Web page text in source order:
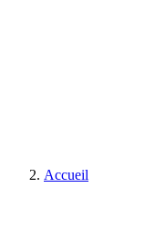
Accueil